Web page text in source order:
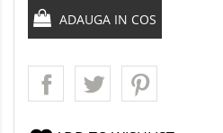
ADAUGA IN COS